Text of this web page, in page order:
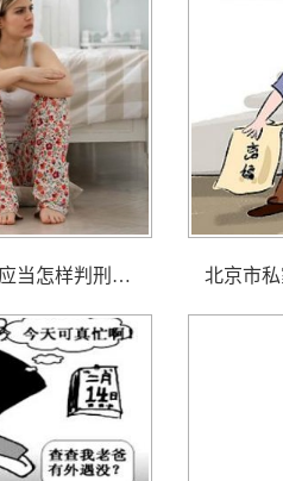
北京市私家侦探： 婚内转移财产罪应当怎样判刑处罚 北京市